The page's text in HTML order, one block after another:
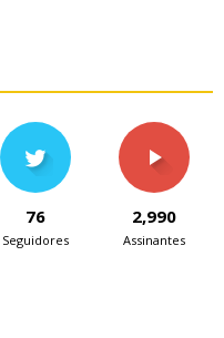
76
Seguidores
2,990
Assinantes